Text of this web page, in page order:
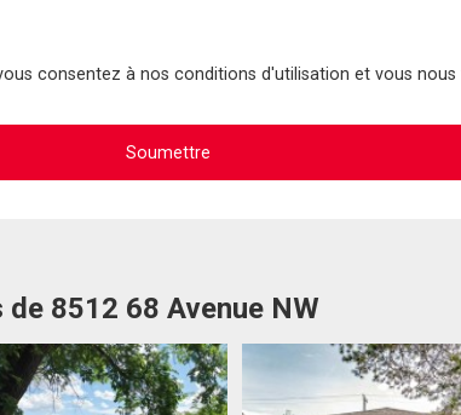
consentez à nos conditions d'utilisation et vous
8512 68 Avenue NW